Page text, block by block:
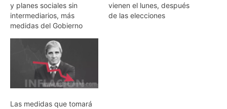
y planes sociales sin
intermediarios, más
medidas del Gobierno
vienen el lunes, después
de las elecciones
Las medidas que tomará